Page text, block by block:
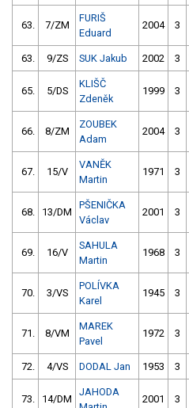
63. 7/ZM
FURIŠ
Eduard
2004 3
63. 9/ZS SUK Jakub 2002 3
65. 5/DS
KLIŠČ
Zdeněk
1999 3
66. 8/ZM
ZOUBEK
Adam
2004 3
67. 15/V
VANĚK
Martin
1971 3
68. 13/DM
PŠENIČKA
Václav
2001 3
69. 16/V
SAHULA
Martin
1968 3
70. 3/VS
POLÍVKA
Karel
1945 3
71. 8/VM
MAREK
Pavel
1972 3
72. 4/VS DODAL Jan 1953 3
73. 14/DM
JAHODA
2001 3